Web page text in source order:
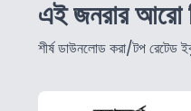
এই জনরার আরো
শীর্ষ ডাউনলোড করা/টপ রেটেড